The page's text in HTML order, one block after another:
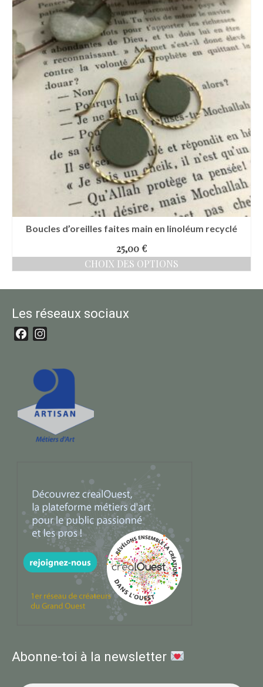
Boucles d’oreilles faites main en linoléum recyclé
25,00 €
CHOIX DES OPTIONS
Les réseaux sociaux
Facebook
Abonne-toi à la newsletter